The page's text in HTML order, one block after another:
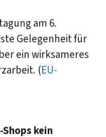
am 6.
Gelegenheit für
ein wirksameres
(EU-
Shops kein